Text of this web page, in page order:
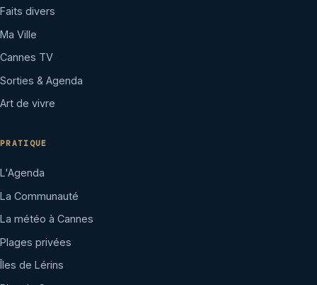
Faits divers
Ma Ville
Cannes TV
Sorties & Agenda
Art de vivre
PRATIQUE
L'Agenda
La Communauté
La météo à Cannes
Plages privées
Îles de Lérins